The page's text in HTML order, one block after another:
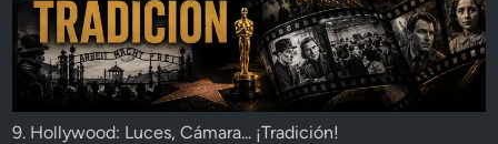
9. Hollywood: Luces, Cámara... ¡Tradición!